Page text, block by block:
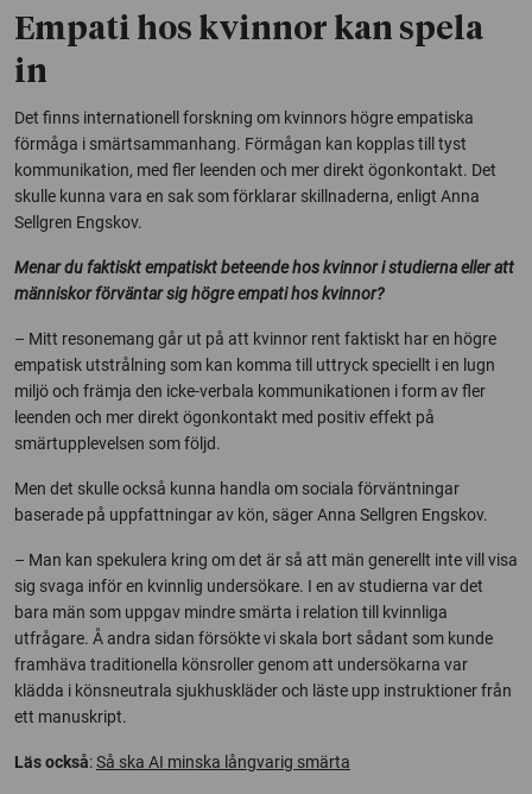
Empati hos kvinnor kan spela
in
Det finns internationell forskning om kvinnors högre empatiska
förmåga i smärtsammanhang. Förmågan kan kopplas till tyst
kommunikation, med fler leenden och mer direkt ögonkontakt. Det
skulle kunna vara en sak som förklarar skillnaderna, enligt Anna
Sellgren Engskov.
Menar du faktiskt empatiskt beteende hos kvinnor i studierna eller att
människor förväntar sig högre empati hos kvinnor?
– Mitt resonemang går ut på att kvinnor rent faktiskt har en högre
empatisk utstrålning som kan komma till uttryck speciellt i en lugn
miljö och främja den icke-verbala kommunikationen i form av fler
leenden och mer direkt ögonkontakt med positiv effekt på
smärtupplevelsen som följd.
Men det skulle också kunna handla om sociala förväntningar
baserade på uppfattningar av kön, säger Anna Sellgren Engskov.
– Man kan spekulera kring om det är så att män generellt inte vill visa
sig svaga inför en kvinnlig undersökare. I en av studierna var det
bara män som uppgav mindre smärta i relation till kvinnliga
utfrågare. Å andra sidan försökte vi skala bort sådant som kunde
framhäva traditionella könsroller genom att undersökarna var
klädda i könsneutrala sjukhuskläder och läste upp instruktioner från
ett manuskript.
Läs också:Så ska AI minska långvarig smärta